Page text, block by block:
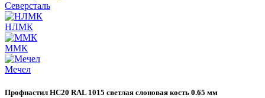
Северсталь
НЛМК
ММК
Мечел
Профнастил НС20 RAL 1015 светлая слоновая кость 0.65 мм